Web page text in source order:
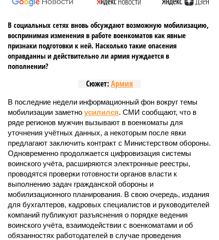
В социальных сетях вновь обсуждают возможную мобилизацию,
воспринимая изменения в работе военкоматов как явные
признаки подготовки к ней. Насколько такие опасения
оправданны и действительно ли армия нуждается в
пополнении?
Сюжет:Армия
В последние недели информационный фон вокруг темы
мобилизации заметно усилился. СМИ сообщают, что в
ряде регионов мужчин вызывают в военкоматы для
уточнения учётных данных, а некоторым после явки
предлагают заключить контракт с Министерством обороны.
Одновременно продолжается цифровизация системы
воинского учёта, расширяются электронные реестры,
проводятся проверки готовности органов власти к
выполнению задач гражданской обороны и
мобилизационного планирования. В свою очередь, издания
для бухгалтеров, кадровых специалистов и руководителей
компаний публикуют разъяснения о порядке ведения
воинского учёта, взаимодействии с военкоматами и об
обязанностях работодателей в случае проведения